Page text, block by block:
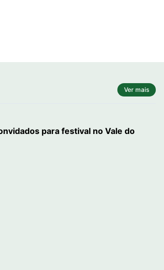
Ver mais
para festival no Vale do